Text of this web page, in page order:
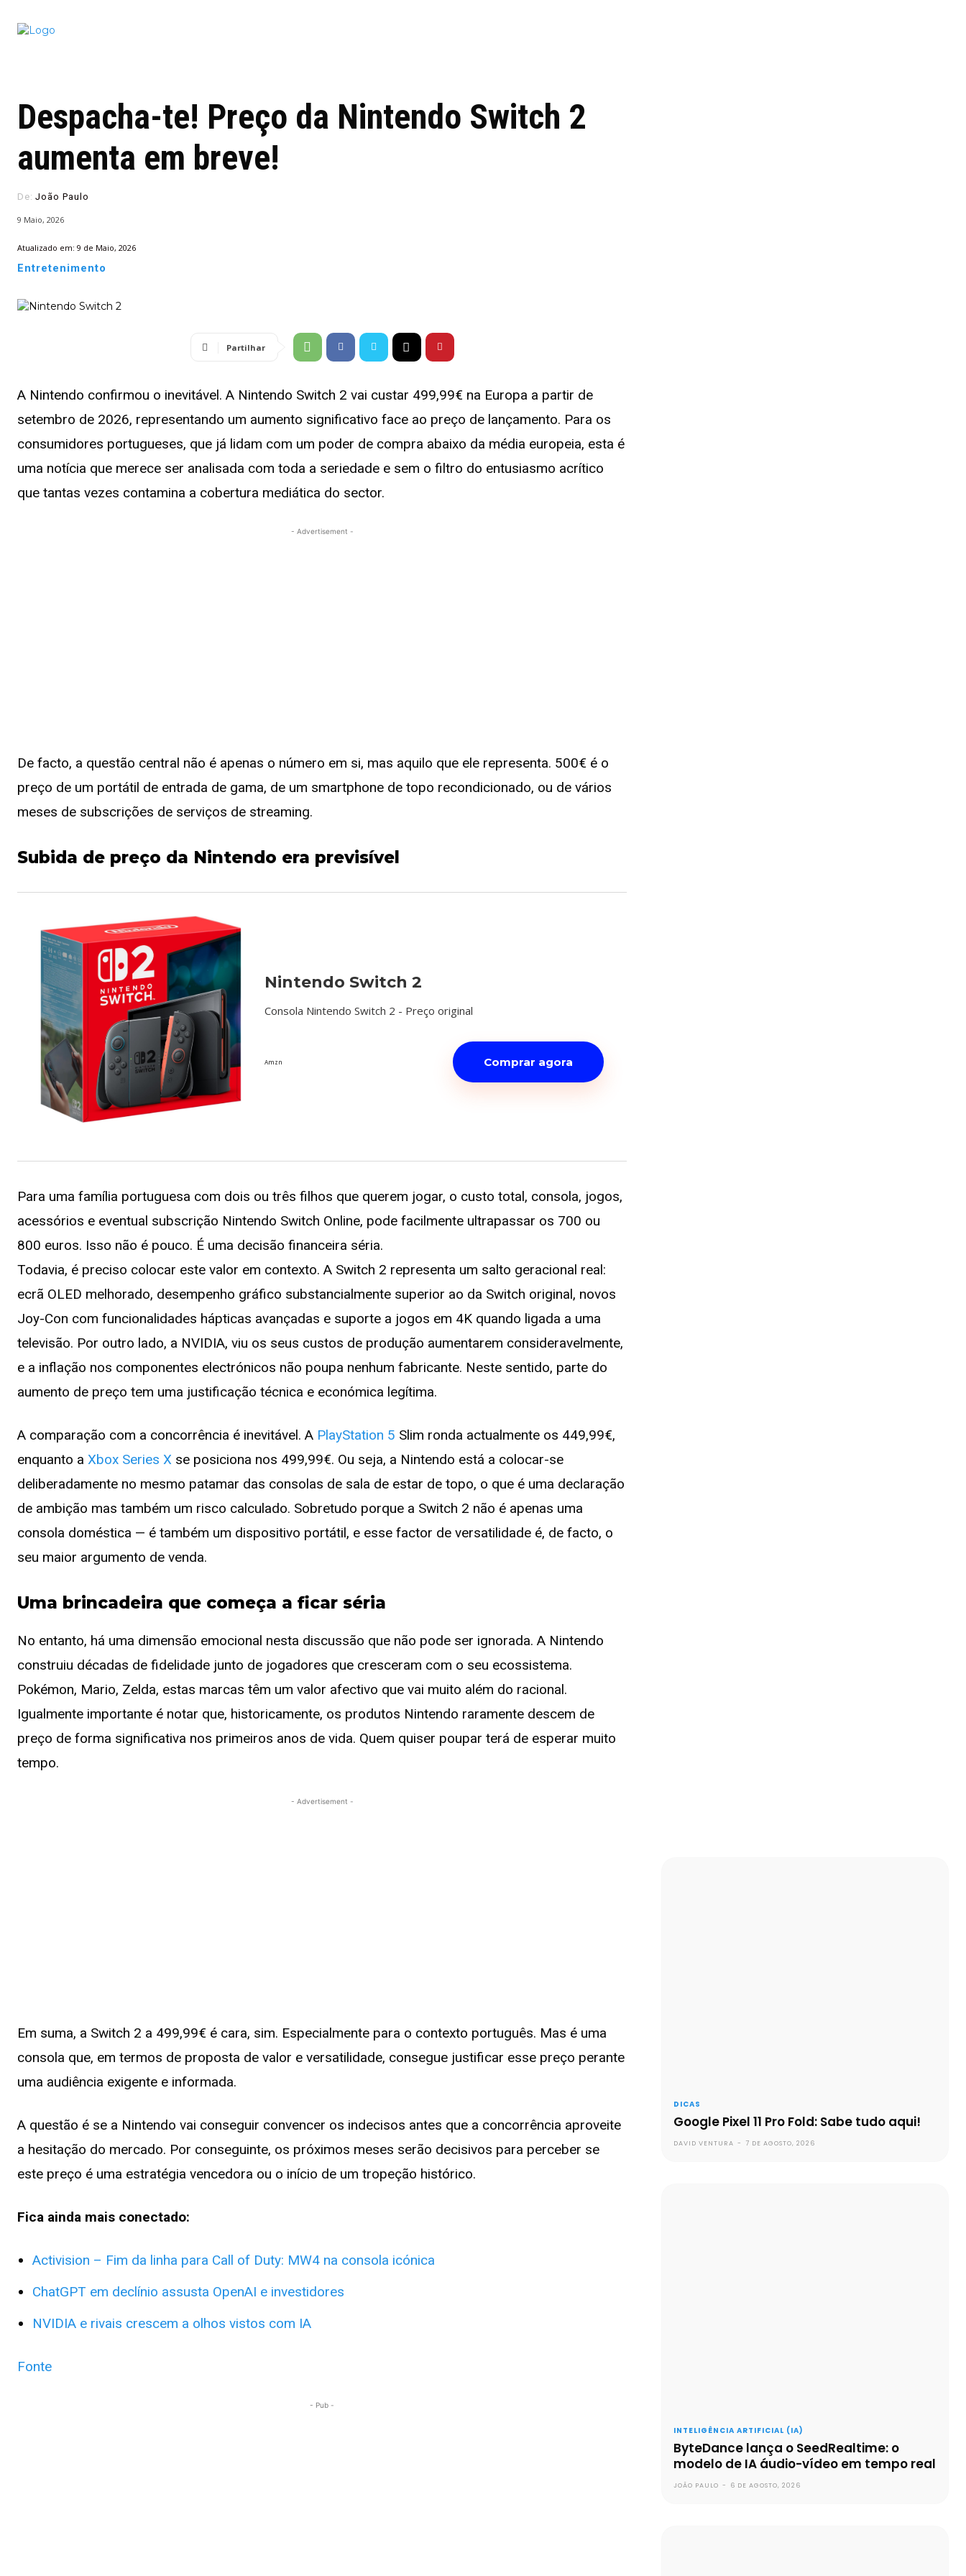
Despacha-te! Preço da Nintendo Switch 2
aumenta em breve!
De: João Paulo
9 Maio, 2026
Atualizado em: 9 de Maio, 2026
Entretenimento
Partilhar
A Nintendo confirmou o inevitável. A Nintendo Switch 2 vai custar 499,99€ na Europa a partir de
setembro de 2026, representando um aumento significativo face ao preço de lançamento. Para os
consumidores portugueses, que já lidam com um poder de compra abaixo da média europeia, esta é
uma notícia que merece ser analisada com toda a seriedade e sem o filtro do entusiasmo acrítico
que tantas vezes contamina a cobertura mediática do sector.
- Advertisement -
De facto, a questão central não é apenas o número em si, mas aquilo que ele representa. 500€ é o
preço de um portátil de entrada de gama, de um smartphone de topo recondicionado, ou de vários
meses de subscrições de serviços de streaming.
Subida de preço da Nintendo era previsível
Nintendo Switch 2
Consola Nintendo Switch 2 - Preço original
Amzn Comprar agora
Para uma família portuguesa com dois ou três filhos que querem jogar, o custo total, consola, jogos,
acessórios e eventual subscrição Nintendo Switch Online, pode facilmente ultrapassar os 700 ou
800 euros. Isso não é pouco. É uma decisão financeira séria.
Todavia, é preciso colocar este valor em contexto. A Switch 2 representa um salto geracional real:
ecrã OLED melhorado, desempenho gráfico substancialmente superior ao da Switch original, novos
Joy-Con com funcionalidades hápticas avançadas e suporte a jogos em 4K quando ligada a uma
televisão. Por outro lado, a NVIDIA, viu os seus custos de produção aumentarem consideravelmente,
e a inflação nos componentes electrónicos não poupa nenhum fabricante. Neste sentido, parte do
aumento de preço tem uma justificação técnica e económica legítima.
A comparação com a concorrência é inevitável. A PlayStation 5 Slim ronda actualmente os 449,99€,
enquanto a Xbox Series X se posiciona nos 499,99€. Ou seja, a Nintendo está a colocar-se
deliberadamente no mesmo patamar das consolas de sala de estar de topo, o que é uma declaração
de ambição mas também um risco calculado. Sobretudo porque a Switch 2 não é apenas uma
consola doméstica — é também um dispositivo portátil, e esse factor de versatilidade é, de facto, o
seu maior argumento de venda.
Uma brincadeira que começa a ficar séria
No entanto, há uma dimensão emocional nesta discussão que não pode ser ignorada. A Nintendo
construiu décadas de fidelidade junto de jogadores que cresceram com o seu ecossistema.
Pokémon, Mario, Zelda, estas marcas têm um valor afectivo que vai muito além do racional.
Igualmente importante é notar que, historicamente, os produtos Nintendo raramente descem de
preço de forma significativa nos primeiros anos de vida. Quem quiser poupar terá de esperar muito
tempo.
- Advertisement -
Em suma, a Switch 2 a 499,99€ é cara, sim. Especialmente para o contexto português. Mas é uma
consola que, em termos de proposta de valor e versatilidade, consegue justificar esse preço perante
uma audiência exigente e informada.
A questão é se a Nintendo vai conseguir convencer os indecisos antes que a concorrência aproveite
a hesitação do mercado. Por conseguinte, os próximos meses serão decisivos para perceber se
este preço é uma estratégia vencedora ou o início de um tropeção histórico.
Fica ainda mais conectado:
Activision – Fim da linha para Call of Duty: MW4 na consola icónica
ChatGPT em declínio assusta OpenAI e investidores
NVIDIA e rivais crescem a olhos vistos com IA
Fonte
- Pub -
DICAS
Google Pixel 11 Pro Fold: Sabe tudo aqui!
DAVID VENTURA - 7 DE AGOSTO, 2026
INTELIGÊNCIA ARTIFICIAL (IA)
ByteDance lança o SeedRealtime: o
modelo de IA áudio-vídeo em tempo real
JOÃO PAULO - 6 DE AGOSTO, 2026